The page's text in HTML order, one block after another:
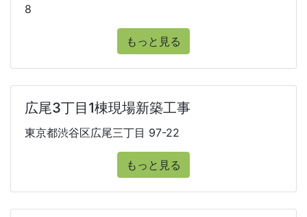
8
もっと見る
広尾3丁目1棟現場新築工事
東京都渋谷区広尾三丁目 97-22
もっと見る